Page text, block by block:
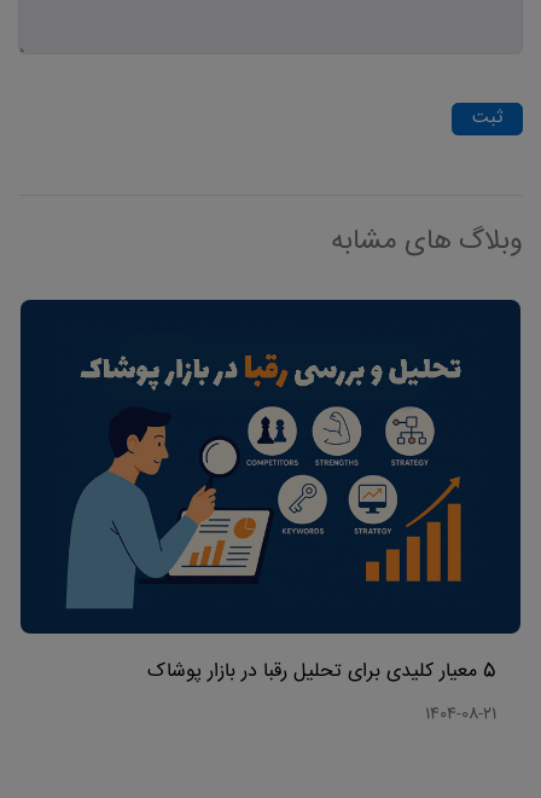
ثبت
وبلاگ های مشابه
5 معیار کلیدی برای تحلیل رقبا در بازار پوشاک
1404-08-21